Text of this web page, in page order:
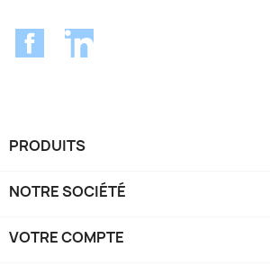
FacebookLinkedIn
PRODUITS
NOTRE SOCIÉTÉ
VOTRE COMPTE